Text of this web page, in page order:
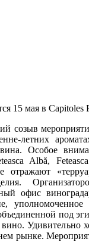
15 мая в Capitoles
созыв
летних
Особое
Albă,
отражают
офис
уполномоченное
под
вино. Удивительно
рынке.